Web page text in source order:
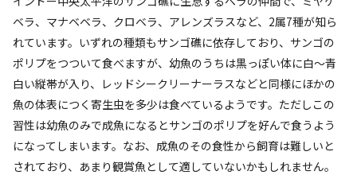
ベラ、マナベベラ、クロベラ、アレンズラスなど、2属7種が知ら
れています。いずれの種類もサンゴ礁に依存しており、サンゴの
ポリプをつついて食べますが、幼魚のうちは黒っぽい体に白～青
白い縦帯が入り、レッドシークリーナーラスなどと同様にほかの
魚の体表につく寄生虫を多少は食べているようです。ただしこの
習性は幼魚のみで成魚になるとサンゴのポリプを好んで食うよう
になってしまいます。なお、成魚のその食性から飼育は難しいと
されており、あまり観賞魚として適していないかもしれません。